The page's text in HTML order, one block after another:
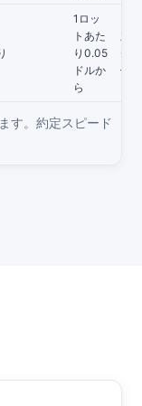
1ロッ
トあた
り0.05
ドルか
ら
ゼ
—
す。約定スピード